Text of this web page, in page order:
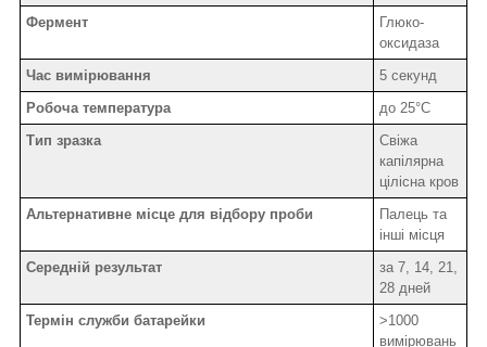
Фермент
Глюко-
оксидаза
Час вимірювання
5 секунд
Робоча температура
до 25°С
Тип зразка
Свіжа
капілярна
цілісна кров
Альтернативне місце для відбору проби
Палець та
інші місця
Середній результат
за 7, 14, 21,
28 дней
Термін служби батарейки
>1000
вимірювань